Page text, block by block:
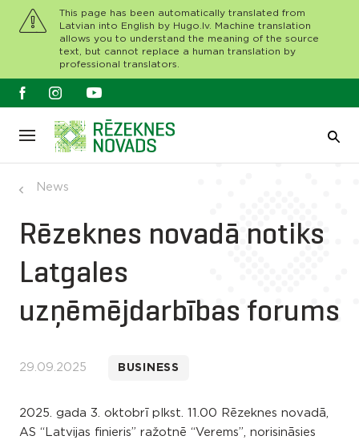
This page has been automatically translated from
Latvian into English by Hugo.lv. Machine translation
allows you to understand the meaning of the source
text, but cannot replace a human translation by
professional translators.
News
Rēzeknes novadā notiks
Latgales
uzņēmējdarbības forums
29.09.2025 BUSINESS
2025. gada 3. oktobrī plkst. 11.00 Rēzeknes novadā,
AS “Latvijas finieris” ražotnē “Verems”, norisināsies